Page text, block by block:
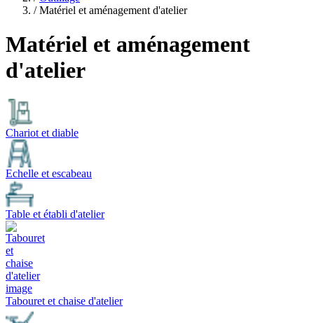
/ Matériel et aménagement d'atelier
Matériel et aménagement
d'atelier
Chariot et diable
Echelle et escabeau
Table et établi d'atelier
Tabouret et chaise d'atelier